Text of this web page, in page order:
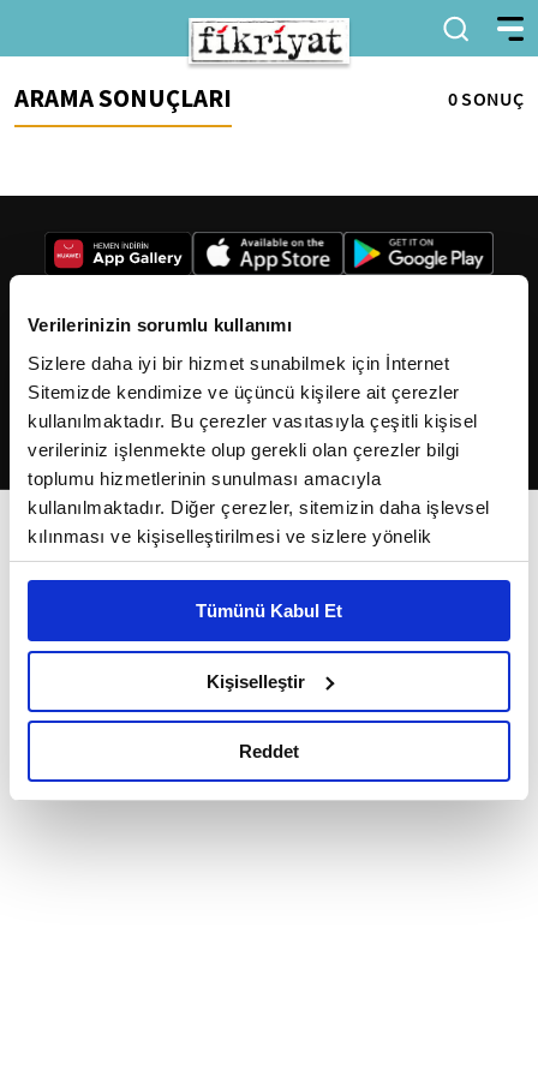
Verilerinizin sorumlu kullanımı
Sizlere daha iyi bir hizmet sunabilmek için İnternet
Sitemizde kendimize ve üçüncü kişilere ait çerezler
kullanılmaktadır. Bu çerezler vasıtasıyla çeşitli kişisel
verileriniz işlenmekte olup gerekli olan çerezler bilgi
toplumu hizmetlerinin sunulması amacıyla
kullanılmaktadır. Diğer çerezler, sitemizin daha işlevsel
kılınması ve kişiselleştirilmesi ve sizlere yönelik
reklam/pazarlama faaliyetlerinin yapılması, amaçlarıyla
Çerezlere ilişkin tercihlerinizi çerez paneli vasıtasıyla
belirleyebilirsiniz. Çerezlere ilişkin detaylı bilgi için
Ayarlar butonuna tıklayabilir,Çerez Bilgilendirme
Metnimizi ziyaret edebilirsiniz.
okumak ve sitemizi ziyaretiniz kapsamında
Tümünü Kabul Et
Kişiselleştir
Reddet
ARAMA SONUÇLARI 0 SONUÇ
2026Fikriyat. Tüm hakları saklıdır.